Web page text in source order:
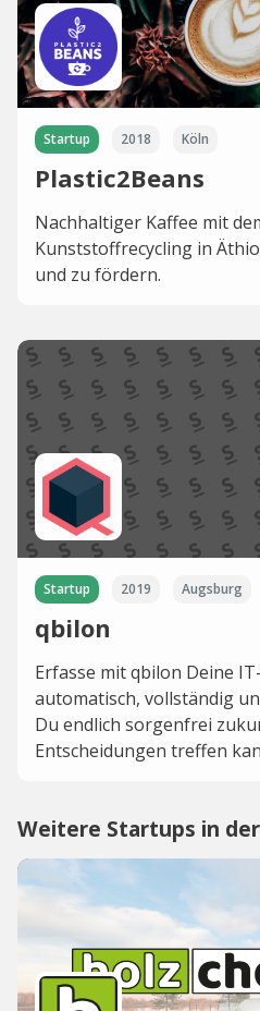
Startup 2018 Köln
Plastic2Beans
Nachhaltiger Kaffee mit
Kunststoffrecycling in
und zu fördern.
Startup 2019 Augsburg
qbilon
Erfasse mit qbilon Deine
automatisch, vollständig
Du endlich sorgenfrei
Entscheidungen treffen
Weitere Startups in